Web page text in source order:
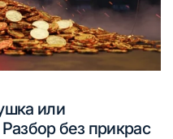
или
без прикрас